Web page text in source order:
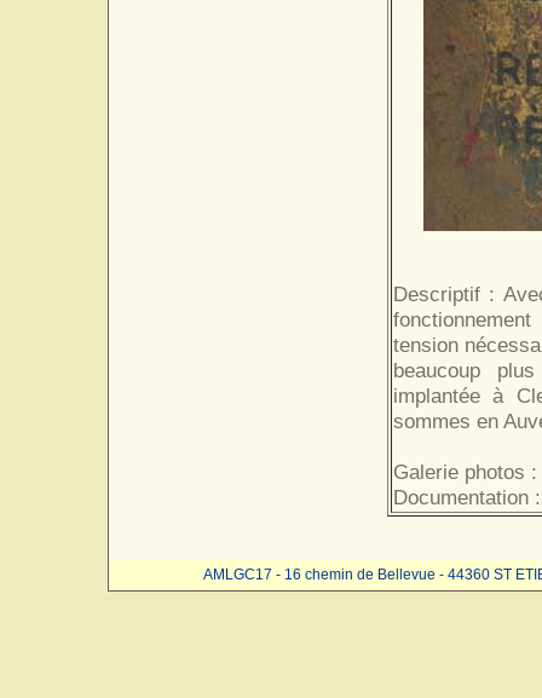
Descriptif :
tension
beaucoup
implantée à
sommes en
Galerie photos :
Documentation
AMLGC17 - 16 chemin de Bellevue - 44360 ST